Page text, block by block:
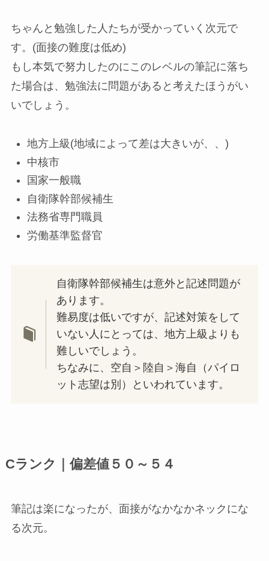
ちゃんと勉強した人たちが受かっていく次元で
す。(面接の難度は低め)
もし本気で努力したのにこのレベルの筆記に落ち
た場合は、勉強法に問題があると考えたほうがい
いでしょう。
地方上級(地域によって差は大きいが、、)
中核市
国家一般職
自衛隊幹部候補生
法務省専門職員
労働基準監督官
自衛隊幹部候補生は意外と記述問題が
あります。
難易度は低いですが、記述対策をして
いない人にとっては、地方上級よりも
難しいでしょう。
ちなみに、空自＞陸自＞海自（パイロ
ット志望は別）といわれています。
Cランク｜偏差値５０～５４
筆記は楽になったが、面接がなかなかネックにな
る次元。